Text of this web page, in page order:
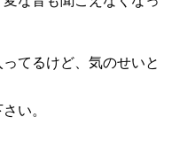
てるけど、気のせいと
い。